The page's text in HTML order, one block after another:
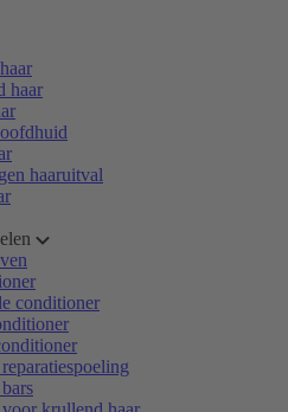
haar
haaruitval
conditioner